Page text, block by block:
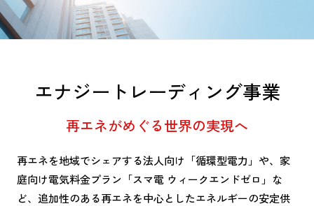
エナジートレーディング事業
再エネがめぐる世界の実現へ
再エネを地域でシェアする法人向け「循環型電力」や、家
庭向け電気料金プラン「スマ電 ウィークエンドゼロ」な
ど、追加性のある再エネを中心としたエネルギーの安定供